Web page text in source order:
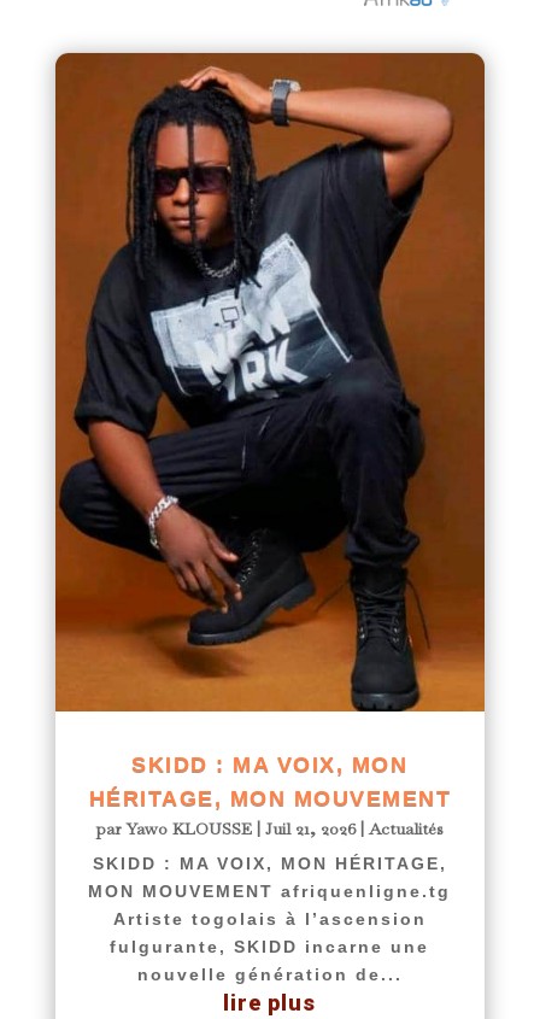
SKIDD : MA VOIX, MON
HÉRITAGE, MON MOUVEMENT
parYawo KLOUSSE |Juil 21, 2026|Actualités
SKIDD : MA VOIX, MON HÉRITAGE,
MON MOUVEMENT afriquenligne.tg
Artiste togolais à l’ascension
fulgurante, SKIDD incarne une
nouvelle génération de...
lire plus